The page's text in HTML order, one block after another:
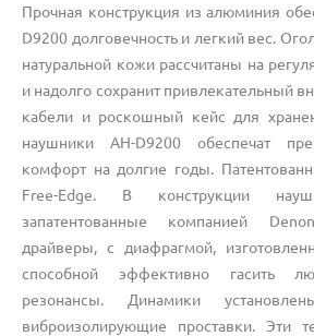
Прочная конструкция из алюминия
D9200 долговечность и легкий вес.
натуральной кожи рассчитаны на
и надолго сохранит привлекательный
кабели и роскошный кейс для
наушники AH-D9200 обеспечат
комфорт на долгие годы.
Free-Edge. В конструкции
запатентованные компанией
драйверы, с диафрагмой,
способной эффективно гасить
резонансы. Динамики
виброизолирующие проставки. Эти